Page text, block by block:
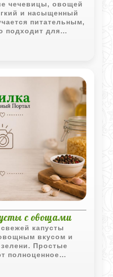
чечевицы, овощей
и насыщенный
питательным,
подходит для
время
с овощами
капусты
вкусом и
Простые
полноценное
особенно хорошо